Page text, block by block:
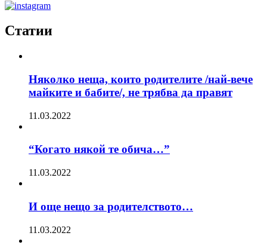
Статии
Няколко неща, които родителите /най-вече
майките и бабите/, не трябва да правят
11.03.2022
“Когато някой те обича…”
11.03.2022
И още нещо за родителството…
11.03.2022